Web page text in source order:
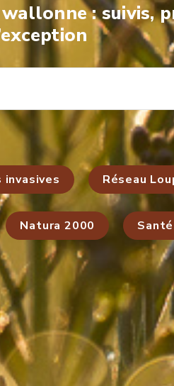
: suivis,
invasives Réseau
Natura 2000